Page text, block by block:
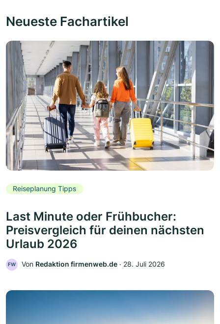
Neueste Fachartikel
Reiseplanung Tipps
Last Minute oder Frühbucher:
Preisvergleich für deinen nächsten
Urlaub 2026
FW Von Redaktion firmenweb.de ‧ 28. Juli 2026